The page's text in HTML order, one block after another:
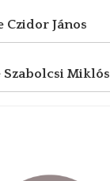
Czidor János
Szabolcsi Miklós